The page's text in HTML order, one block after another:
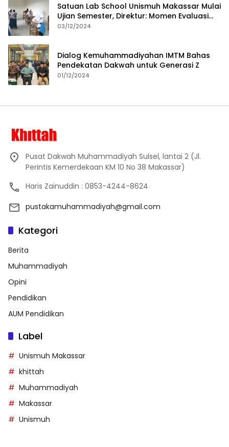
Satuan Lab School Unismuh Makassar Mulai
Ujian Semester, Direktur: Momen Evaluasi
Proses Pembelajaran
03/12/2024
Dialog Kemuhammadiyahan IMTM Bahas
Pendekatan Dakwah untuk Generasi Z
01/12/2024
Pusat Dakwah Muhammadiyah Sulsel, lantai 2 (Jl.
Perintis Kemerdekaan KM 10 No 38 Makassar)
Haris Zainuddin : 0853-4244-8624
pustakamuhammadiyah@gmail.com
Kategori
Berita
Muhammadiyah
Opini
Pendidikan
AUM Pendidikan
Label
Unismuh Makassar
khittah
Muhammadiyah
Makassar
Unismuh